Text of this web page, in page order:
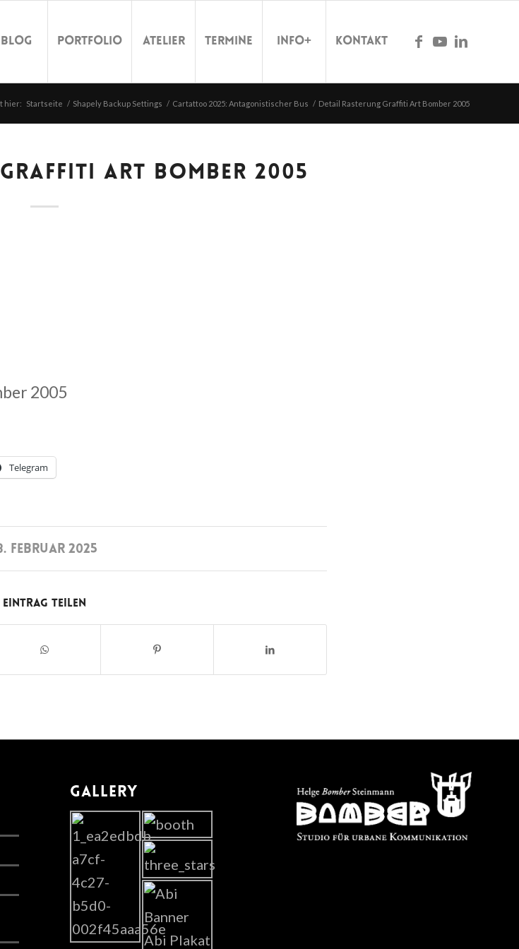
Blog Portfolio Atelier Termine Info+ Kontakt
hier: Startseite / Shapely Backup Settings / Cartattoo 2025: Antagonistischer Bus / Detail Rasterung Graffiti Art Bomber 2005
ART BOMBER 2005
2005
Telegram
FEBRUAR 2025
Eintrag teilen
GALLERY